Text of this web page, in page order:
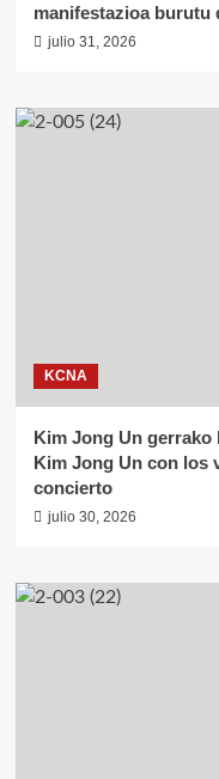
manifestazioa burutu
julio 31, 2026
KCNA
Kim Jong Un gerrako
Kim Jong Un con los
concierto
julio 30, 2026